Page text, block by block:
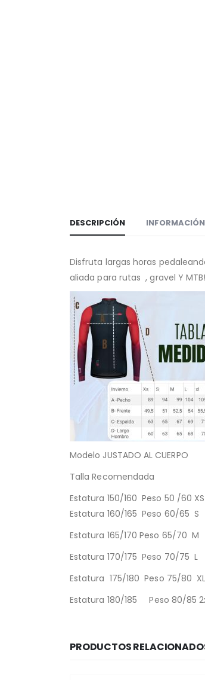
DESCRIPCIÓN
Disfruta largas horas
aliada para rutas , gravel Y MTB!
Modelo JUSTADO AL CUERPO
Talla Recomendada
Estatura 150/160 Peso 50 /60 XS
Estatura 160/165 Peso 60/65 S
Estatura 165/170 Peso 65/70 M
Estatura 170/175 Peso 70/75 L
Estatura 175/180 Peso 75/80 XL
Estatura 180/185 Peso 80/85
PRODUCTOS